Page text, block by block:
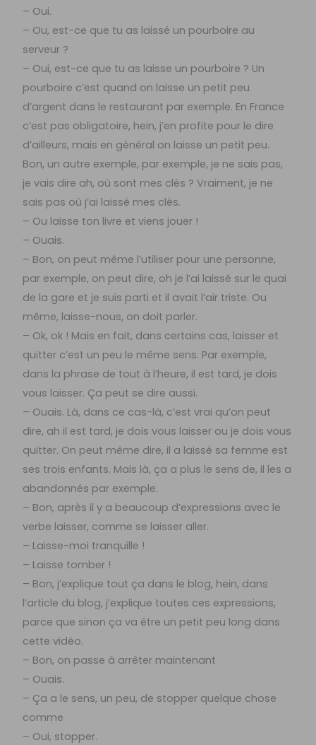
– Oui.
– Ou, est-ce que tu as laissé un pourboire au
serveur ?
– Oui, est-ce que tu as laisse un pourboire ? Un
pourboire c’est quand on laisse un petit peu
d’argent dans le restaurant par exemple. En France
c’est pas obligatoire, hein, j’en profite pour le dire
d’ailleurs, mais en général on laisse un petit peu.
Bon, un autre exemple, par exemple, je ne sais pas,
je vais dire ah, où sont mes clés ? Vraiment, je ne
sais pas où j’ai laissé mes clés.
– Ou laisse ton livre et viens jouer !
– Ouais.
– Bon, on peut même l’utiliser pour une personne,
par exemple, on peut dire, oh je l’ai laissé sur le quai
de la gare et je suis parti et il avait l’air triste. Ou
même, laisse-nous, on doit parler.
– Ok, ok ! Mais en fait, dans certains cas, laisser et
quitter c’est un peu le même sens. Par exemple,
dans la phrase de tout à l’heure, il est tard, je dois
vous laisser. Ça peut se dire aussi.
– Ouais. Là, dans ce cas-là, c’est vrai qu’on peut
dire, ah il est tard, je dois vous laisser ou je dois vous
quitter. On peut même dire, il a laissé sa femme est
ses trois enfants. Mais là, ça a plus le sens de, il les a
abandonnés par exemple.
– Bon, après il y a beaucoup d’expressions avec le
verbe laisser, comme se laisser aller.
– Laisse-moi tranquille !
– Laisse tomber !
– Bon, j’explique tout ça dans le blog, hein, dans
l’article du blog, j’explique toutes ces expressions,
parce que sinon ça va être un petit peu long dans
cette vidéo.
– Bon, on passe à arrêter maintenant
– Ouais.
– Ça a le sens, un peu, de stopper quelque chose
comme
– Oui, stopper.